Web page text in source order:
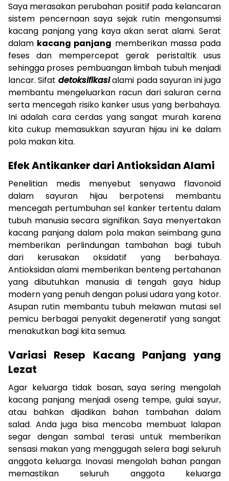
Saya merasakan perubahan positif pada kelancaran
sistem pencernaan saya sejak rutin mengonsumsi
kacang panjang yang kaya akan serat alami. Serat
dalam kacang panjang memberikan massa pada
feses dan mempercepat gerak peristaltik usus
sehingga proses pembuangan limbah tubuh menjadi
lancar. Sifat detoksifikasialami pada sayuran ini juga
membantu mengeluarkan racun dari saluran cerna
serta mencegah risiko kanker usus yang berbahaya.
Ini adalah cara cerdas yang sangat murah karena
kita cukup memasukkan sayuran hijau ini ke dalam
pola makan kita.
Efek Antikanker dari Antioksidan Alami
Penelitian medis menyebut senyawa flavonoid
dalam sayuran hijau berpotensi membantu
mencegah pertumbuhan sel kanker tertentu dalam
tubuh manusia secara signifikan. Saya menyertakan
kacang panjang dalam pola makan seimbang guna
memberikan perlindungan tambahan bagi tubuh
dari kerusakan oksidatif yang berbahaya.
Antioksidan alami memberikan benteng pertahanan
yang dibutuhkan manusia di tengah gaya hidup
modern yang penuh dengan polusi udara yang kotor.
Asupan rutin membantu tubuh melawan mutasi sel
pemicu berbagai penyakit degeneratif yang sangat
menakutkan bagi kita semua.
Variasi Resep Kacang Panjang yang
Lezat
Agar keluarga tidak bosan, saya sering mengolah
kacang panjang menjadi oseng tempe, gulai sayur,
atau bahkan dijadikan bahan tambahan dalam
salad. Anda juga bisa mencoba membuat lalapan
segar dengan sambal terasi untuk memberikan
sensasi makan yang menggugah selera bagi seluruh
anggota keluarga. Inovasi mengolah bahan pangan
memastikan seluruh anggota keluarga